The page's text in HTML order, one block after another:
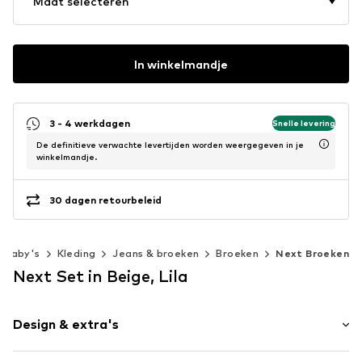
In winkelmandje
3 - 4 werkdagen Snelle levering
De definitieve verwachte levertijden worden weergegeven in je
winkelmandje.
30 dagen retourbeleid
Baby's Kleding Jeans & broeken Broeken Next Broeken
Next Set in Beige, Lila
Design & extra's